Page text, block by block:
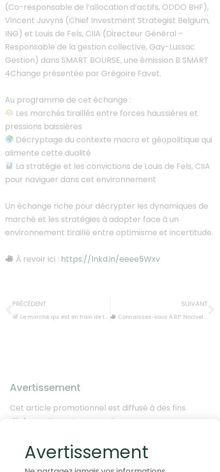
(Co-responsable de l’allocation d’actifs, ODDO BHF),
Vincent Juvyns (Chief Investment Strategist Belgium,
ING) et Louis de Fels, CIIA (Directeur Général –
Responsable de la gestion collective, Gay-Lussac
Gestion) dans SMART BOURSE, une émission B SMART
4Change présentée par Grégoire Favet.
Au programme de cet échange :
Les marchés tiraillés entre forces haussières et
pressions baissières
Décryptage du contexte macro et géopolitique qui
alimente cette dualité
La stratégie et les convictions de Louis de Fels, CIIA
pour naviguer dans cet environnement
Un échange riche pour décrypter les dynamiques de
marché et les stratégies à adopter face à un
environnement tiraillé entre optimisme et incertitude.
À revoir ici : https://lnkd.in/eeee5Wxv
PRÉCÉDENT
Le marché qui est en train de tout faire basculer.
SUIVANT
Connaissez-vous A.B.P. Nocivelli S.p.A. ?
Avertissement
Cet article promotionnel est diffusé à des fins
d’informations et ne saurait en aucun cas
investissement, une offre de souscription, d’achat
ou de vente des titres ou fonds mentionnés. Les
Avertissement